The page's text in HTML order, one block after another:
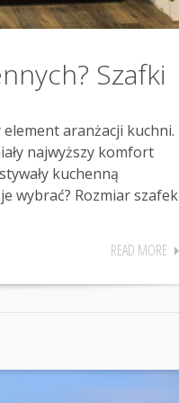
Szafki
aranżacji kuchni.
najwyższy komfort
kuchenną
wybrać? Rozmiar szafek
READ MORE